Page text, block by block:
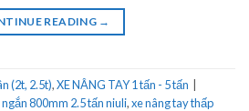
READING →
(2t, 2.5t),XE NÂNG TAY 1 tấn - 5 tấn
800mm 2.5 tấn niuli,xe nâng tay thấp